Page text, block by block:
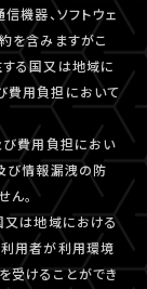
機器、ソフトウェ
を含みますがこ
する国又は地域に
費用負担において
び費用負担におい
び情報漏洩の防
。
又は地域における
利用者が利用環境
受けることができ